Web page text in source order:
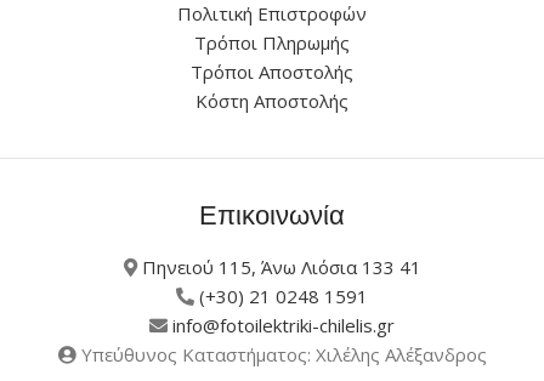
Πολιτική Επιστροφών
Τρόποι Πληρωμής
Τρόποι Αποστολής
Κόστη Αποστολής
Επικοινωνία
Πηνειού 115, Άνω Λιόσια 133 41
(+30) 21 0248 1591
info@fotoilektriki-chilelis.gr
Υπεύθυνος Καταστήματος: Χιλέλης Αλέξανδρος